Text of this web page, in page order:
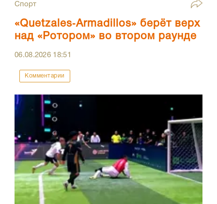
Спорт
«Quetzales‑Armadillos» берёт верх
над «Ротором» во втором раунде
06.08.2026 18:51
Комментарии